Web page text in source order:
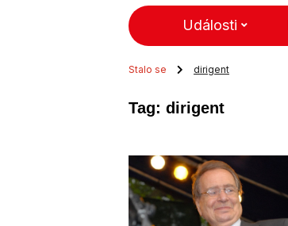
Události
Stalo se dirigent
Tag: dirigent